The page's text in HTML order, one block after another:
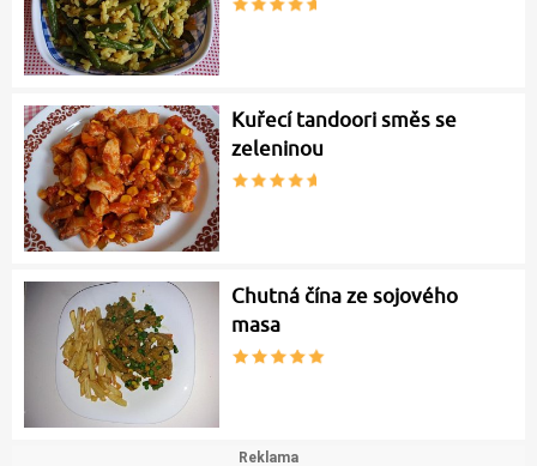
Kuřecí tandoori směs se
zeleninou
Chutná čína ze sojového
masa